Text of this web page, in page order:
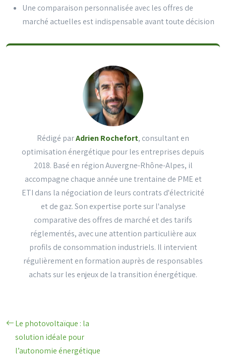
Une comparaison personnalisée avec les offres de
marché actuelles est indispensable avant toute décision
Rédigé parAdrien Rochefort, consultant en
optimisation énergétique pour les entreprises depuis
2018. Basé en région Auvergne-Rhône-Alpes, il
accompagne chaque année une trentaine de PME et
ETI dans la négociation de leurs contrats d'électricité
et de gaz. Son expertise porte sur l'analyse
comparative des offres de marché et des tarifs
réglementés, avec une attention particulière aux
profils de consommation industriels. Il intervient
régulièrement en formation auprès de responsables
achats sur les enjeux de la transition énergétique.
Le photovoltaïque : la
solution idéale pour
l’autonomie énergétique